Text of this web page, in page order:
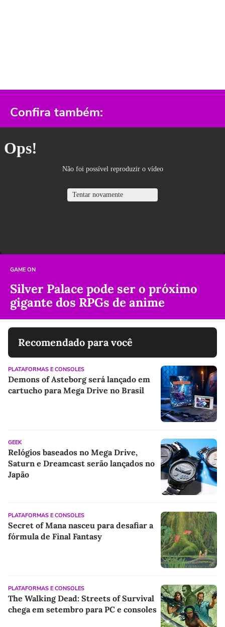
Confira também:
GAME ON
Silver Palace pode ser o próximo
gigante dos RPGs de anime
Recomendado para você
PLATAFORMAS E CONSOLES
Demons of Asteborg será lançado em
cartucho para Mega Drive no Brasil
GEEK
Relógios baseados no Mega Drive,
Saturn e Dreamcast serão lançados no
Japão
PLATAFORMAS E CONSOLES
Secret of Mana nasceu para desafiar a
fórmula de Final Fantasy
PLATAFORMAS E CONSOLES
The Walking Dead: Streets of Survival
chega em setembro para PC e consoles